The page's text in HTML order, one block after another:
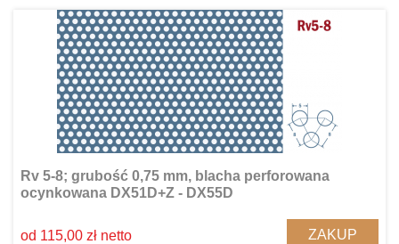
Rv 5-8; grubość 0,75 mm, blacha perforowana
ocynkowana DX51D+Z - DX55D
od 115,00 zł netto ZAKUP